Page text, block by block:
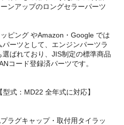
ンアップのロングセラーパーツ
ピング やAmazon・Google では
ーツとして、エンジンパーツラ
ばれており、JIS制定の標準商品
コード登録済パーツです。
式：MD22 全年式に対応】
ラグキャップ・取付用タイラッ